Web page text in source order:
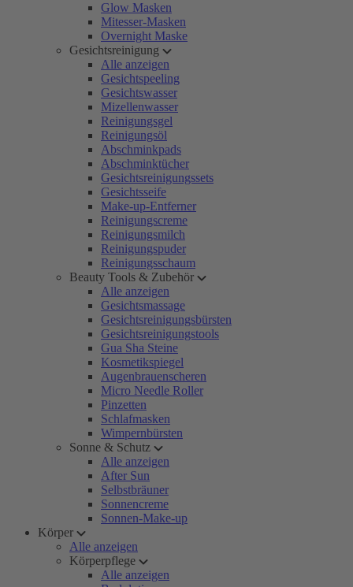
Glow Masken
Mitesser-Masken
Overnight Maske
Gesichtsreinigung
Alle anzeigen
Gesichtspeeling
Gesichtswasser
Mizellenwasser
Reinigungsgel
Reinigungsöl
Abschminkpads
Abschminktücher
Gesichtsreinigungssets
Gesichtsseife
Make-up-Entferner
Reinigungscreme
Reinigungsmilch
Reinigungspuder
Reinigungsschaum
Beauty Tools & Zubehör
Alle anzeigen
Gesichtsmassage
Gesichtsreinigungsbürsten
Gesichtsreinigungstools
Gua Sha Steine
Kosmetikspiegel
Augenbrauenscheren
Micro Needle Roller
Pinzetten
Schlafmasken
Wimpernbürsten
Sonne & Schutz
Alle anzeigen
After Sun
Selbstbräuner
Sonnencreme
Sonnen-Make-up
Körper
Alle anzeigen
Körperpflege
Alle anzeigen